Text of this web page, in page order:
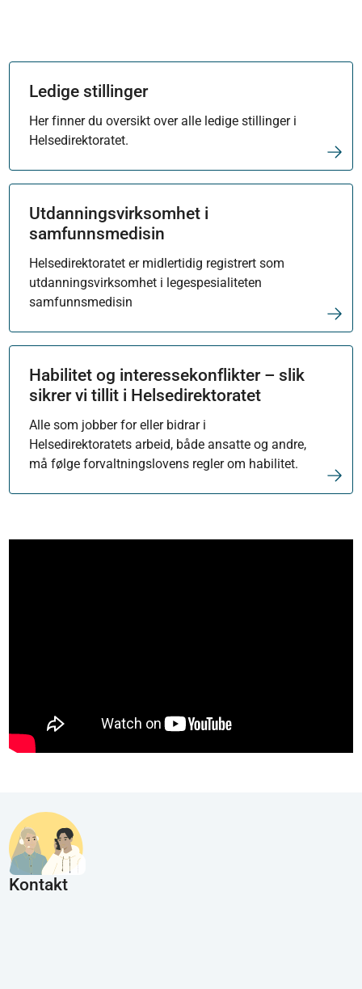
Ledige stillinger
Her finner du oversikt over alle ledige stillinger i
Helsedirektoratet.
Utdanningsvirksomhet i
samfunnsmedisin
Helsedirektoratet er midlertidig registrert som
utdanningsvirksomhet i legespesialiteten
samfunnsmedisin
Habilitet og interessekonflikter – slik
sikrer vi tillit i Helsedirektoratet
Alle som jobber for eller bidrar i
Helsedirektoratets arbeid, både ansatte og andre,
må følge forvaltningslovens regler om habilitet.
Kontakt